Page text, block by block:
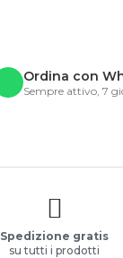
Ordina con
Sempre attivo, 7
Spedizione gratis
su tutti i prodotti